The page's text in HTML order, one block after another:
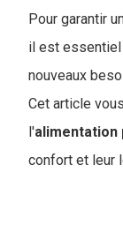
Pour garantir
il est essentiel
nouveaux
Cet article
l'alimentation
confort et leur